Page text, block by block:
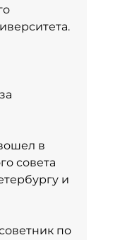
в
совета
и
по